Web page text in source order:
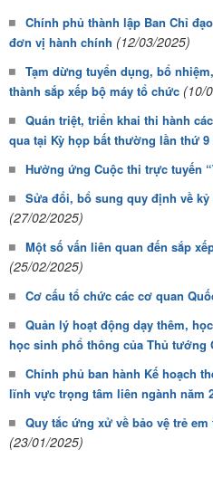
Chính phủ thành lập Ban Chỉ
đơn vị hành chính (12/03/2025)
Tạm dừng tuyển dụng, bổ
thành sắp xếp bộ máy tổ chức (10/
Quán triệt, triển khai thi hành
qua tại Kỳ họp bất thường lần thứ
Hưởng ứng Cuộc thi trực tuyến
Sửa đổi, bổ sung quy định về
(27/02/2025)
Một số vấn liên quan đến sắp
(25/02/2025)
Cơ cấu tổ chức các cơ quan
Quản lý hoạt động dạy thêm,
học sinh phổ thông của Thủ tướng
Chính phủ ban hành Kế hoạch
lĩnh vực trọng tâm liên ngành năm
Quy tắc ứng xử về bảo vệ trẻ
(23/01/2025)